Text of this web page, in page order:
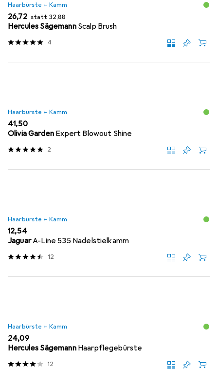
Haarbürste + Kamm
EUR
26,72 statt EUR
32,88
Hercules Sägemann Scalp Brush
4
Haarbürste + Kamm
EUR
41,50
Olivia Garden Expert Blowout Shine
2
Haarbürste + Kamm
EUR
12,54
JaguarA-Line 535 Nadelstielkamm
12
Haarbürste + Kamm
EUR
24,09
Hercules Sägemann Haarpflegebürste
12